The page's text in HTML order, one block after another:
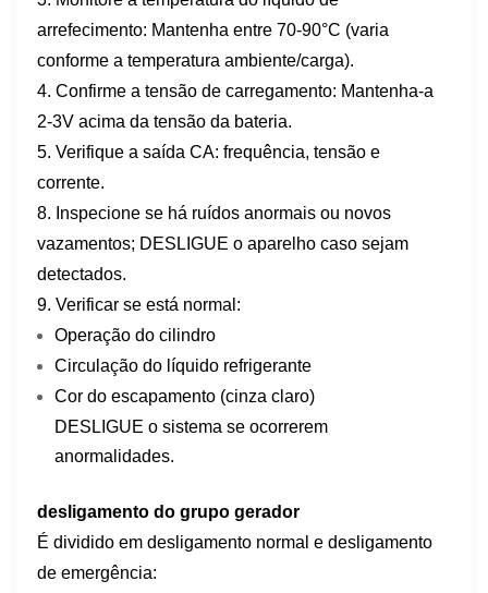
arrefecimento: Mantenha entre 70-90°C (varia
conforme a temperatura ambiente/carga).
4. Confirme a tensão de carregamento: Mantenha-a
2-3V acima da tensão da bateria.
5. Verifique a saída CA: frequência, tensão e
corrente.
8. Inspecione se há ruídos anormais ou novos
vazamentos; DESLIGUE o aparelho caso sejam
detectados.
9. Verificar se está normal:
Operação do cilindro
Circulação do líquido refrigerante
Cor do escapamento (cinza claro)
DESLIGUE o sistema se ocorrerem
anormalidades.
desligamento do grupo gerador
É dividido em desligamento normal e desligamento
de emergência: